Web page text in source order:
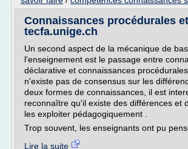
Connaissances procédurales
tecfa.unige.ch
Un second aspect de la mécanique de
l'enseignement est le passage entre
déclarative et connaissances
n'existe pas de consensus sur les
deux formes de connaissances, il est
reconnaître qu'il existe des différences et
les exploiter pédagogiquement .
Trop souvent, les enseignants ont pu
Lire la suite